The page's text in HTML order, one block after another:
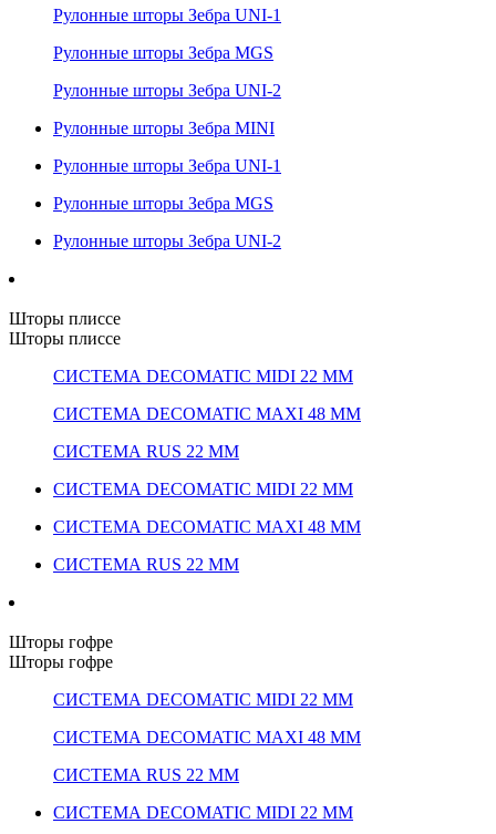
Рулонные шторы Зебра UNI-1
Рулонные шторы Зебра MGS
Рулонные шторы Зебра UNI-2
Рулонные шторы Зебра MINI
Рулонные шторы Зебра UNI-1
Рулонные шторы Зебра MGS
Рулонные шторы Зебра UNI-2
Шторы плиссе
Шторы плиссе
СИСТЕМА DECOMATIC MIDI 22 ММ
СИСТЕМА DECOMATIC MAXI 48 ММ
СИСТЕМА RUS 22 ММ
СИСТЕМА DECOMATIC MIDI 22 ММ
СИСТЕМА DECOMATIC MAXI 48 ММ
СИСТЕМА RUS 22 ММ
Шторы гофре
Шторы гофре
СИСТЕМА DECOMATIC MIDI 22 ММ
СИСТЕМА DECOMATIC MAXI 48 ММ
СИСТЕМА RUS 22 ММ
СИСТЕМА DECOMATIC MIDI 22 ММ